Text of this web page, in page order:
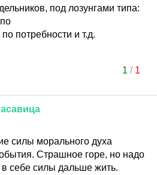
под лозунгами типа:
потребности и т.д.
1 / 1
силы морального духа
Страшное горе, но надо
себе силы дальше жить.